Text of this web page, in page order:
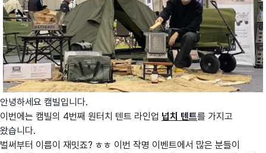
안녕하세요 캠빌입니다.
이번에는 캠빌의 4번째 원터치 텐트 라인업 넙치 텐트를 가지고
왔습니다.
벌써부터 이름이 재밋죠? ㅎㅎ 이번 작명 이벤트에서 많은 분들이